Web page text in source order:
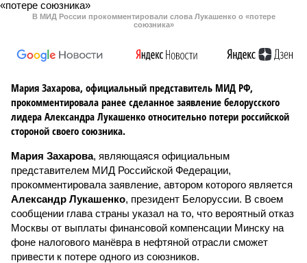
В МИД России прокомментировали слова Лукашенко о «потере
союзника»
Мария Захарова, официальный представитель МИД РФ,
прокомментировала ранее сделанное заявление белорусского
лидера Александра Лукашенко относительно потери российской
стороной своего союзника.
Мария Захарова, являющаяся официальным
представителем МИД Российской Федерации,
прокомментировала заявление, автором которого является
Александр Лукашенко, президент Белоруссии. В своем
сообщении глава страны указал на то, что вероятный отказ
Москвы от выплаты финансовой компенсации Минску на
фоне налогового манёвра в нефтяной отрасли сможет
привести к потере одного из союзников.